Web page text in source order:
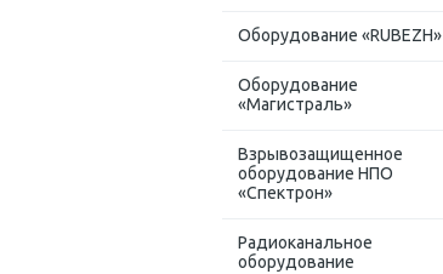
Оборудование «RUBEZH»
Оборудование
«Магистраль»
Взрывозащищенное
оборудование НПО
«Спектрон»
Радиоканальное
оборудование